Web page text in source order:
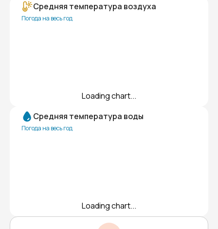
Средняя температура воздуха
Погода на весь год
Loading chart...
Средняя температура воды
Погода на весь год
Loading chart...